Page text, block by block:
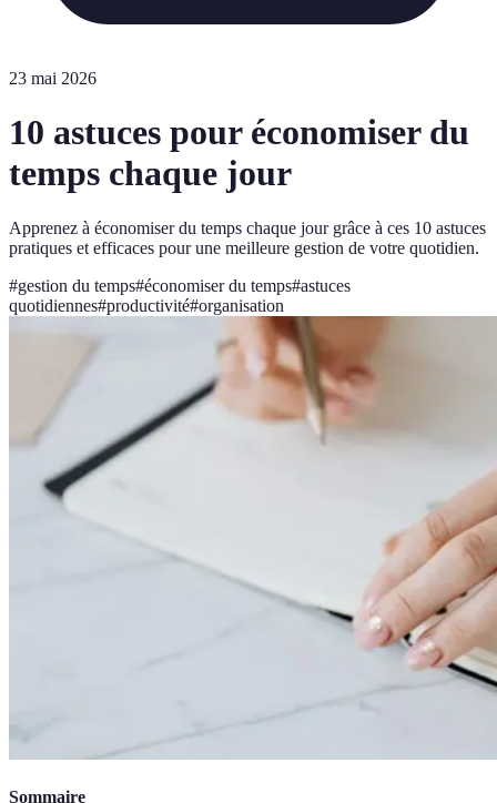
23 mai 2026
10 astuces pour économiser du
temps chaque jour
Apprenez à économiser du temps chaque jour grâce à ces 10 astuces
pratiques et efficaces pour une meilleure gestion de votre quotidien.
#gestion du temps#économiser du temps#astuces
quotidiennes#productivité#organisation
Sommaire